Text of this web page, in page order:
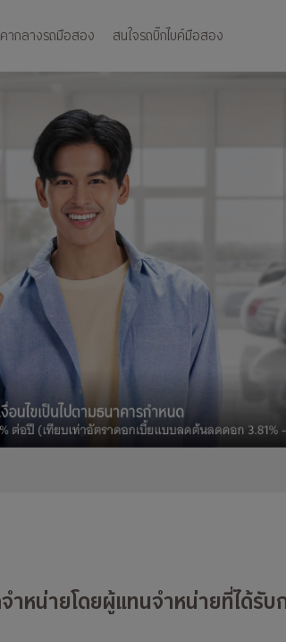
ากลางรถมือสอง สนใจรถบิ๊กไบค์มือสอง
ำหน่ายโดยผู้แทนจำหน่ายที่ได้รับ